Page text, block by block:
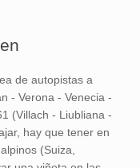
de autopistas a
- Verona - Venecia -
(Villach - Liubliana -
hay que tener en
(Suiza,